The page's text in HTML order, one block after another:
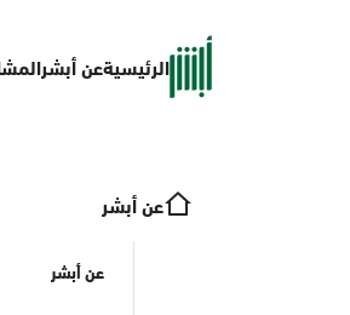
الرئيسيةعن أبشر
عن أبشر
عن أبشر